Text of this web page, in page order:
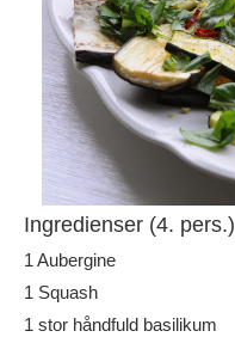
Ingredienser (4. pers.)
1 Aubergine
1 Squash
1 stor håndfuld basilikum